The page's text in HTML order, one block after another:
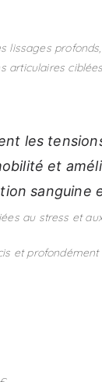
lissages
articulaires
les
et
sanguine
au stress et
et